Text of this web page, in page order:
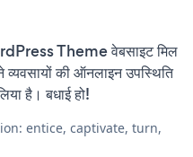
Theme वेबसाइट मिल
की ऑनलाइन उपस्थिति
है। बधाई हो!
entice, captivate, turn,